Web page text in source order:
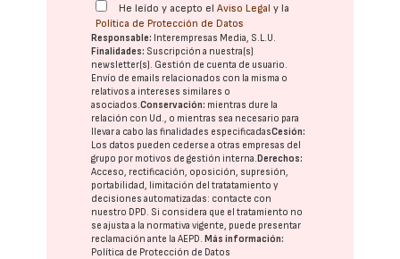
He leído y acepto elAviso Legal y la
Política de Protección de Datos
Responsable: Interempresas Media, S.L.U.
Finalidades: Suscripción a nuestra(s)
newsletter(s). Gestión de cuenta de usuario.
Envío de emails relacionados con la misma o
relativos a intereses similares o
asociados.Conservación: mientras dure la
relación con Ud., o mientras sea necesario para
llevar a cabo las finalidades especificadasCesión:
Los datos pueden cederse a otras empresas del
grupo por motivos de gestión interna.Derechos:
Acceso, rectificación, oposición, supresión,
portabilidad, limitación del tratatamiento y
decisiones automatizadas: contacte con
nuestro DPD. Si considera que el tratamiento no
se ajusta a la normativa vigente, puede presentar
reclamación ante laAEPD.Más información:
Política de Protección de Datos